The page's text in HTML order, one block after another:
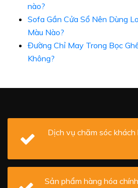
nào?
Sofa Gần Cửa Sổ Nên Dùng
Màu Nào?
Đường Chỉ May Trong Bọc
Không?
Dịch vụ chăm sóc
Sản phẩm hàng hóa